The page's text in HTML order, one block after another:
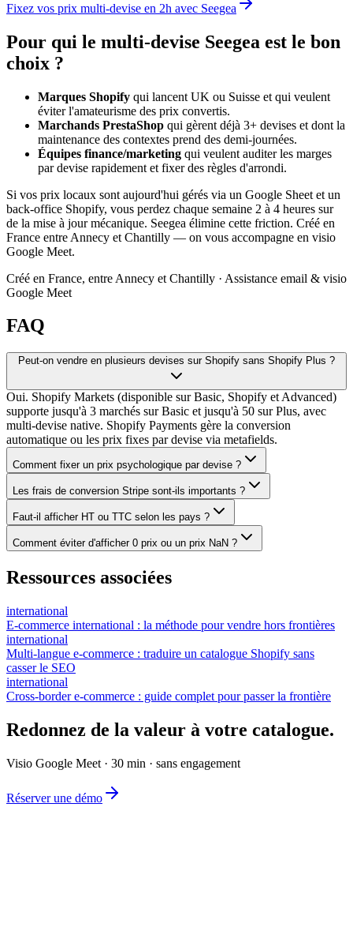
Fixez vos prix multi-devise en 2h avec Seegea
Pour qui le multi-devise Seegea est le bon
choix ?
Marques Shopify qui lancent UK ou Suisse et qui veulent
éviter l'amateurisme des prix convertis.
Marchands PrestaShop qui gèrent déjà 3+ devises et dont la
maintenance des contextes prend des demi-journées.
Équipes finance/marketing qui veulent auditer les marges
par devise rapidement et fixer des règles d'arrondi.
Si vos prix locaux sont aujourd'hui gérés via un Google Sheet et un
back-office Shopify, vous perdez chaque semaine 2 à 4 heures sur
de la mise à jour mécanique. Seegea élimine cette friction. Créé en
France entre Annecy et Chantilly — on vous accompagne en visio
Google Meet.
Créé en France, entre Annecy et Chantilly · Assistance email & visio
Google Meet
FAQ
Peut-on vendre en plusieurs devises sur Shopify sans Shopify Plus ?
Oui. Shopify Markets (disponible sur Basic, Shopify et Advanced)
supporte jusqu'à 3 marchés sur Basic et jusqu'à 50 sur Plus, avec
multi-devise native. Shopify Payments gère la conversion
automatique ou les prix fixes par devise via metafields.
Comment fixer un prix psychologique par devise ?
Les frais de conversion Stripe sont-ils importants ?
Faut-il afficher HT ou TTC selon les pays ?
Comment éviter d'afficher 0 prix ou un prix NaN ?
Ressources associées
international
E-commerce international : la méthode pour vendre hors frontières
international
Multi-langue e-commerce : traduire un catalogue Shopify sans
casser le SEO
international
Cross-border e-commerce : guide complet pour passer la frontière
Redonnez de la valeur à votre catalogue.
Visio Google Meet · 30 min · sans engagement
Réserver une démo